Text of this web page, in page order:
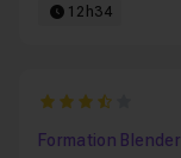
12h34
3.9375
Formation